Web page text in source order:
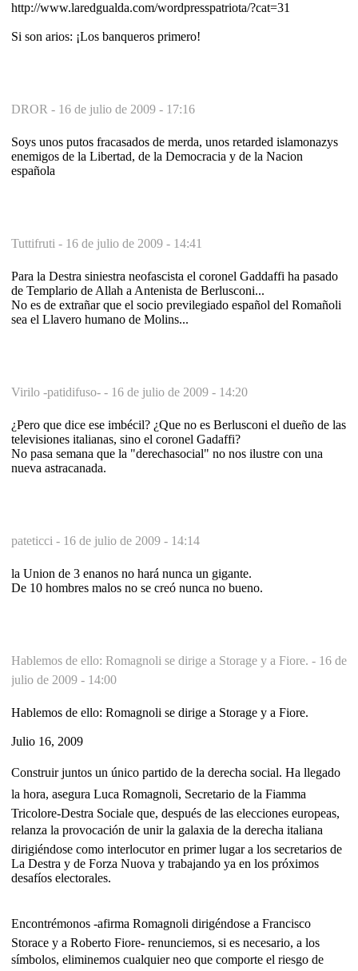
http://www.laredgualda.com/wordpresspatriota/?cat=31
Si son arios: ¡Los banqueros primero!
DROR - 16 de julio de 2009 - 17:16
Soys unos putos fracasados de merda, unos retarded islamonazys
enemigos de la Libertad, de la Democracia y de la Nacion
española
Tuttifruti - 16 de julio de 2009 - 14:41
Para la Destra siniestra neofascista el coronel Gaddaffi ha pasado
de Templario de Allah a Antenista de Berlusconi...
No es de extrañar que el socio previlegiado español del Romañoli
sea el Llavero humano de Molins...
Virilo -patidifuso- - 16 de julio de 2009 - 14:20
¿Pero que dice ese imbécil? ¿Que no es Berlusconi el dueño de las
televisiones italianas, sino el coronel Gadaffi?
No pasa semana que la "derechasocial" no nos ilustre con una
nueva astracanada.
pateticci - 16 de julio de 2009 - 14:14
la Union de 3 enanos no hará nunca un gigante.
De 10 hombres malos no se creó nunca no bueno.
Hablemos de ello: Romagnoli se dirige a Storage y a Fiore. - 16 de
julio de 2009 - 14:00
Hablemos de ello: Romagnoli se dirige a Storage y a Fiore.
Julio 16, 2009
Construir juntos un único partido de la derecha social. Ha llegado
la hora, asegura Luca Romagnoli, Secretario de la Fiamma
Tricolore-Destra Sociale que, después de las elecciones europeas,
relanza la provocación de unir la galaxia de la derecha italiana
dirigiéndose como interlocutor en primer lugar a los secretarios de
La Destra y de Forza Nuova y trabajando ya en los próximos
desafíos electorales.
Encontrémonos -afirma Romagnoli dirigéndose a Francisco
Storace y a Roberto Fiore- renunciemos, si es necesario, a los
símbolos, eliminemos cualquier neo que comporte el riesgo de